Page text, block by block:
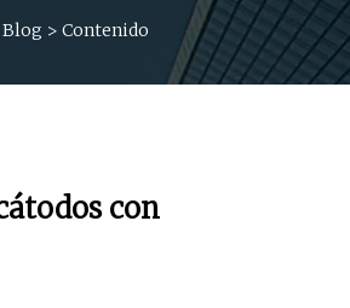
Blog > Contenido
con